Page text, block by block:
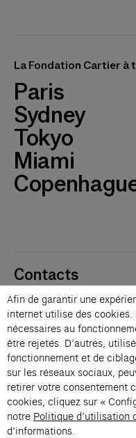
La Fondation Cartier à
Paris
Sydney
Tokyo
Miami
Contacts
Membres
Presse
Privatisations
Changer de
Inscription à la
En vous inscrivant à notre
Afin de garantir une
internet utilise des
nécessaires au
être rejetés. D’autres,
fonctionnement et de
sur les réseaux sociaux,
retirer votre consentement
cookies, cliquez sur «
notre Politique d’utilisation
d’informations.